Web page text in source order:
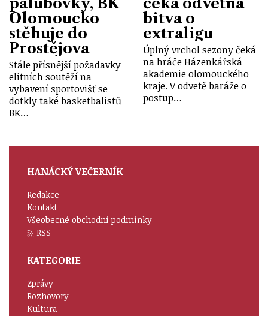
Olomoucko
stěhuje do
Prostějova
Stále přísnější požadavky
elitních soutěží na
vybavení sportovišť se
dotkly také basketbalistů
BK…
bitva o
extraligu
Úplný vrchol sezony čeká
na hráče Házenkářská
akademie olomouckého
kraje. V odvetě baráže o
postup…
HANÁCKÝ VEČERNÍK
Redakce
Kontakt
Všeobecné obchodní podmínky
RSS
KATEGORIE
Zprávy
Rozhovory
Kultura